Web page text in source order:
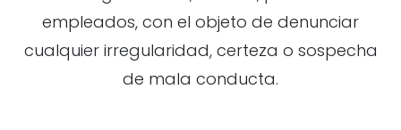
empleados, con el objeto de denunciar
cualquier irregularidad, certeza o sospecha
de mala conducta.